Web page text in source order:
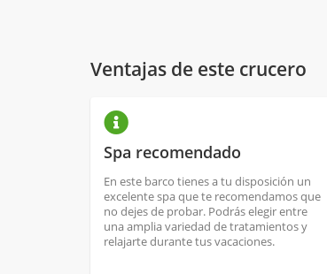
Ventajas de este crucero
Spa recomendado
En este barco tienes a tu disposición un
excelente spa que te recomendamos que
no dejes de probar. Podrás elegir entre
una amplia variedad de tratamientos y
relajarte durante tus vacaciones.